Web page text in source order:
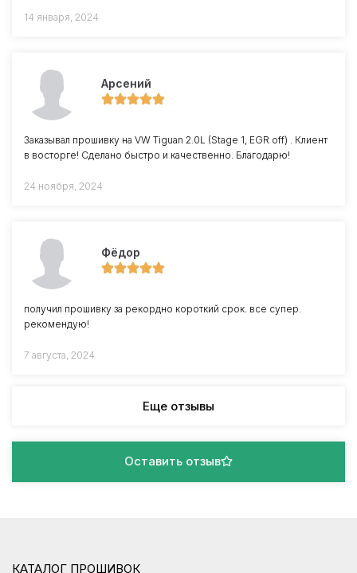
14 января, 2024
Арсений
Заказывал прошивку на VW Tiguan 2.0L (Stage 1, EGR off) . Клиент
в восторге! Сделано быстро и качественно. Благодарю!
24 ноября, 2024
Фёдор
получил прошивку за рекордно короткий срок. все супер.
рекомендую!
7 августа, 2024
Еще отзывы
Оставить отзыв
КАТАЛОГ ПРОШИВОК